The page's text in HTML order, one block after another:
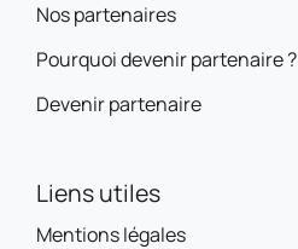
Nos partenaires
Pourquoi devenir partenaire ?
Devenir partenaire
Liens utiles
Mentions légales